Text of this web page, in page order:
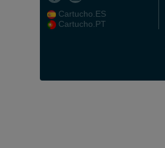
Cartucho.ES
Cartucho.PT